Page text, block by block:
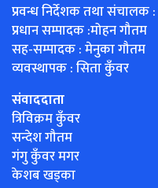
प्रवन्ध निर्देशक तथा संचालक :
प्रधान सम्पादक :मोहन गौतम
सह-सम्पादक : मेनुका गौतम
व्यवस्थापक : सिता कुँवर
संवाददाता
त्रिविक्रम कुँवर
सन्देश गौतम
गंगु कुँवर मगर
केशब खड्का